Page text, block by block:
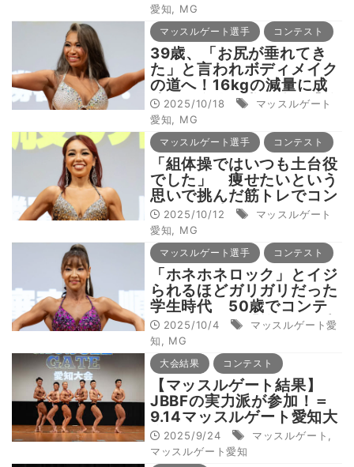
愛知
MG
マッスルゲート選手 コンテスト
39歳、「お尻が垂れてき
た」と言われボディメイク
の道へ！16kgの減量に成
功した身体を堂々披露【筋
トレ】
2025/10/18
マッスルゲート
愛知
MG
マッスルゲート選手 コンテスト
「組体操ではいつも土台役
でした」 痩せたいという
思いで挑んだ筋トレでコン
テスト優勝を掴んだ46
歳！
2025/10/12
マッスルゲート
愛知
MG
マッスルゲート選手 コンテスト
「ホネホネロック」とイジ
られるほどガリガリだった
学生時代 50歳でコンテ
ストデビュー「筋トレが大
好きです」
2025/10/4
マッスルゲート愛
知
MG
大会結果 コンテスト
【マッスルゲート結果】
JBBFの実力派が参加！＝
9.14マッスルゲート愛知大
会2025/9/24 マッスルゲート
マッスルゲート愛知